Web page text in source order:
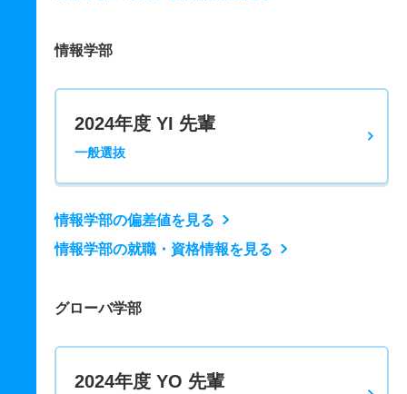
情報学部
2024年度 YI 先輩
一般選抜
情報学部の偏差値を見る
情報学部の就職・資格情報を見る
グローバ学部
2024年度 YO 先輩